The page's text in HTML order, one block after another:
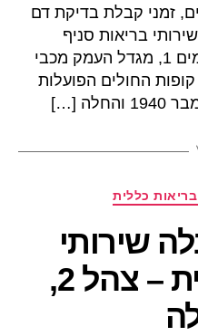
זמני קבלת בדיקת דם
בריאות סניף
הנמצא בכתובת משעול הכרמים 1, מגדל העמק מכבי
שירותי בריאות היא אחת מ4 קופות החולים הפועלות
[…]
בריאות כללית
שירותי
בריאות כללית – צהל 2,